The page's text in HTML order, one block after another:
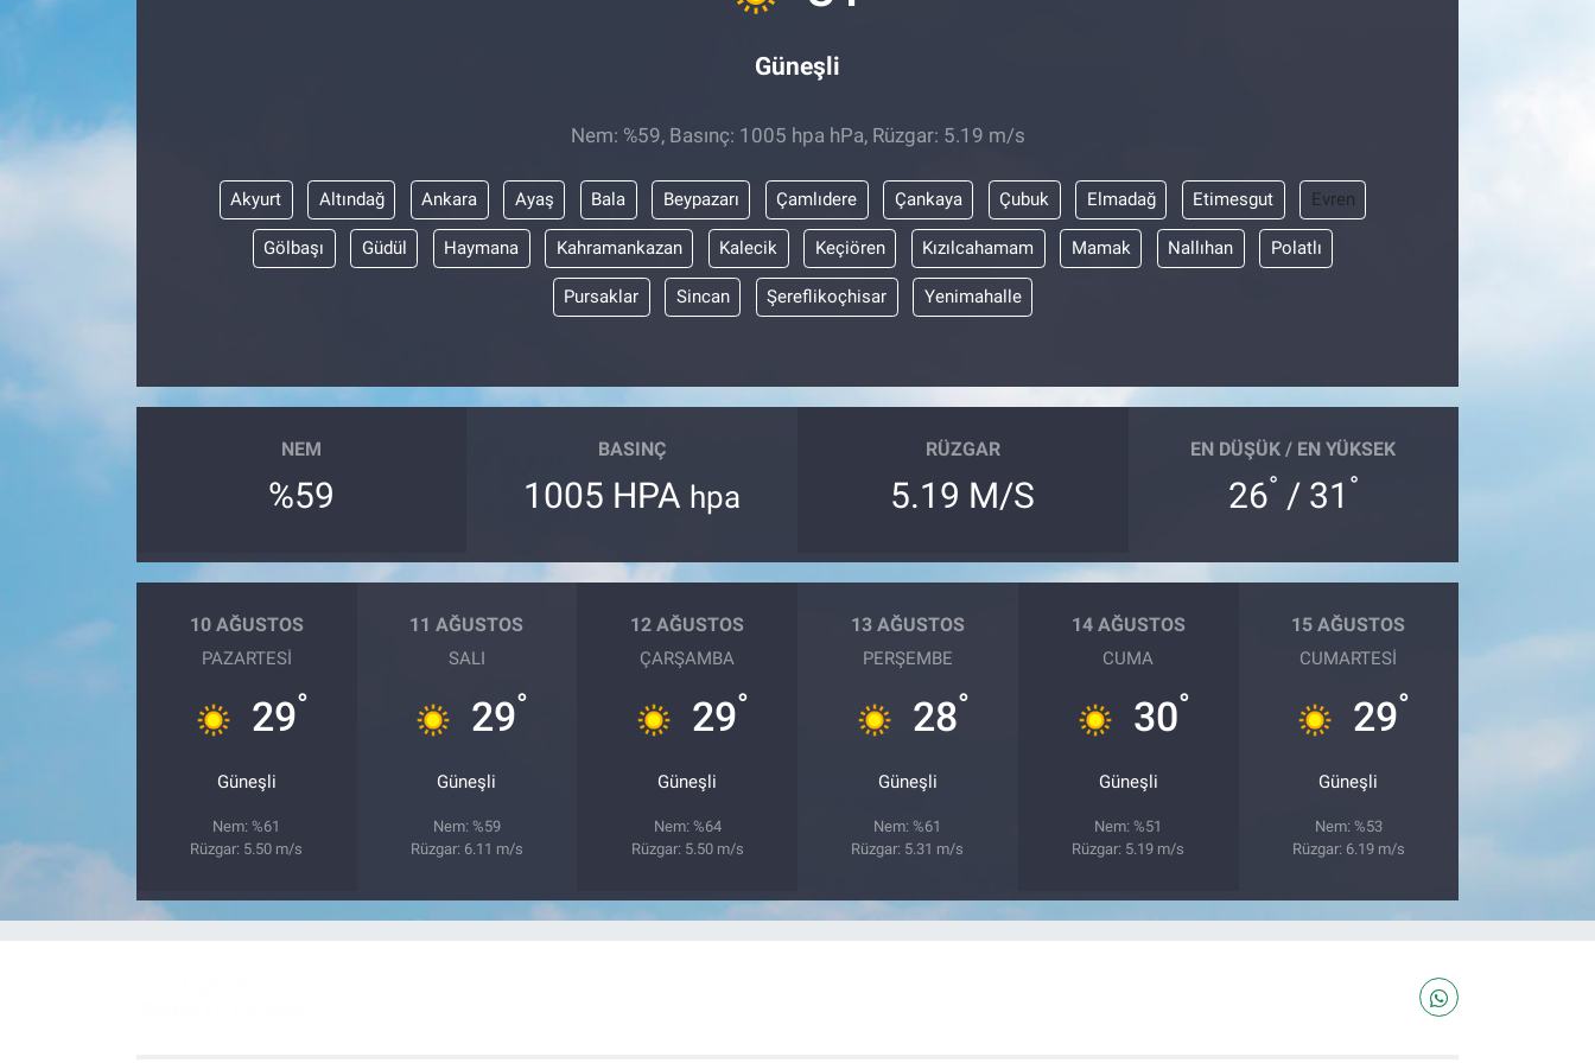
Güneşli
Nem: %59, Basınç: 1005 hpa hPa, Rüzgar: 5.19 m/s
Akyurt Altındağ Ankara Ayaş Bala Beypazarı Çamlıdere Çankaya Çubuk Elmadağ Etimesgut Evren
Gölbaşı Güdül Haymana Kahramankazan Kalecik Keçiören Kızılcahamam Mamak Nallıhan Polatlı
Pursaklar Sincan Şereflikoçhisar Yenimahalle
NEM
%59
BASINÇ
1005 HPA hpa
RÜZGAR
5.19 M/S
EN DÜŞÜK / EN YÜKSEK
26° / 31 °
10 AĞUSTOS
PAZARTESI
29°
Güneşli
Nem: %61
Rüzgar: 5.50 m/s
11 AĞUSTOS
SALI
29°
Güneşli
Nem: %59
Rüzgar: 6.11 m/s
12 AĞUSTOS
ÇARŞAMBA
29°
Güneşli
Nem: %64
Rüzgar: 5.50 m/s
13 AĞUSTOS
PERŞEMBE
28°
Güneşli
Nem: %61
Rüzgar: 5.31 m/s
14 AĞUSTOS
CUMA
30°
Güneşli
Nem: %51
Rüzgar: 5.19 m/s
15 AĞUSTOS
CUMARTESI
29°
Güneşli
Nem: %53
Rüzgar: 6.19 m/s